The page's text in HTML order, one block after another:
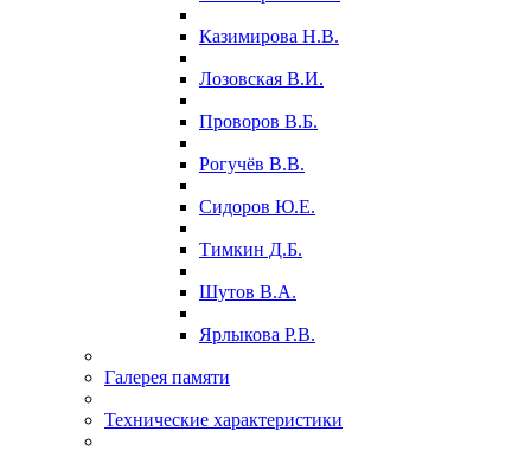
Казимирова Н.В.
Лозовская В.И.
Проворов В.Б.
Рогучёв В.В.
Сидоров Ю.Е.
Тимкин Д.Б.
Шутов В.А.
Ярлыкова Р.В.
Галерея памяти
Технические характеристики